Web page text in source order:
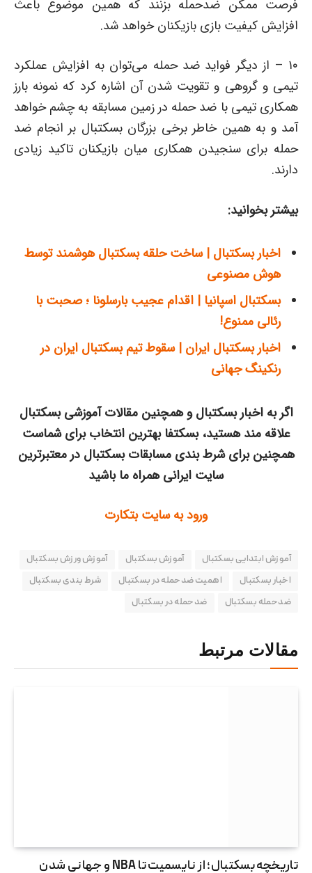
فرصت ممکن ضدحمله بزنند که همین موضوع باعث
افزایش کیفیت بازی بازیکنان خواهد شد.
۱۰ – از دیگر فواید ضد حمله می‌توان به افزایش عملکرد
تیمی و گروهی و تقویت شدن آن اشاره کرد که نمونه بارز
همکاری تیمی با ضد حمله در زمین مسابقه به چشم خواهد
آمد و به همین خاطر برخی بزرگان بسکتبال بر انجام ضد
حمله برای سنجیدن همکاری میان بازیکنان تاکید زیادی
دارند.
بیشتر بخوانید:
اخبار بسکتبال | ساخت حلقه بسکتبال هوشمند توسط
هوش مصنوعی
بسکتبال اسپانیا | اقدام عجیب بارسلونا ؛ صحبت با
رئالی ممنوع!
اخبار بسکتبال ایران | سقوط تیم بسکتبال ایران در
رنکینگ جهانی
اگر به اخبار بسکتبال و همچنین مقالات آموزشی بسکتبال
علاقه مند هستید، بسکتفا بهترین انتخاب برای شماست
همچنین برای شرط بندی مسابقات بسکتبال در معتبرترین
سایت ایرانی همراه ما باشید
ورود به سایت بتکارت
آموزش ابتدایی بسکتبال آموزش‌ بسکتبال
آموزش ورزش بسکتبال
اخبار بسکتبال
اهمیت ضدحمله در بسکتبال
شرط بندی بسکتبال
ضدحمله بسکتبال
ضدحمله در بسکتبال
مقالات مرتبط
تاریخچه بسکتبال؛ از نایسمیت تا NBA و جهانی شدن